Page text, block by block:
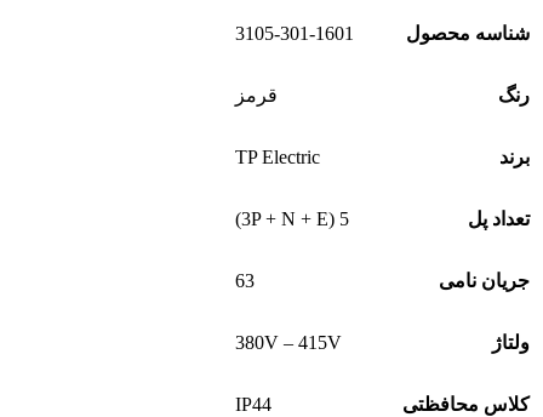
شناسه محصول 3105-301-1601
رنگ قرمز
برند TP Electric
تعداد پل 5 (3P + N + E)
جریان نامی 63
ولتاژ 380V – 415V
کلاس محافظتی IP44